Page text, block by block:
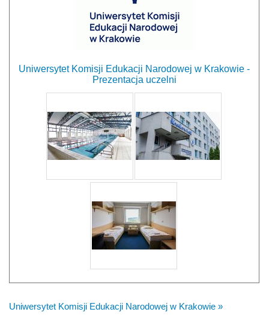
Uniwersytet Komisji Edukacji Narodowej w Krakowie -
Prezentacja uczelni
Uniwersytet Komisji Edukacji Narodowej w Krakowie »